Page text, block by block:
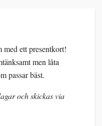
med ett presentkort!
men låta
passar bäst.
och skickas via